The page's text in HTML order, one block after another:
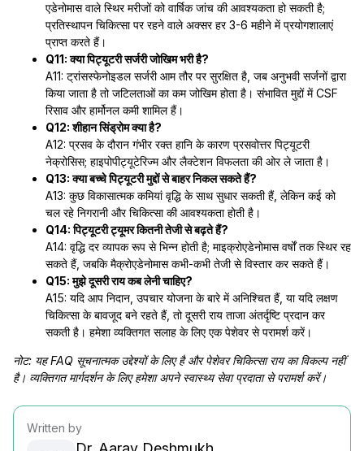
एडेनोमास वाले स्थिर मरीजों को वार्षिक जांच की आवश्यकता हो सकती है;
प्रतिस्थापन चिकित्सा पर रहने वाले अक्सर हर 3-6 महीने में प्रयोगशालाएं
प्राप्त करते हैं।
Q11: क्या पिट्यूटरी सर्जरी जोखिम भरी है?
A11: ट्रांसस्फेनोइडल सर्जरी आम तौर पर सुरक्षित है, जब अनुभवी सर्जनों द्वारा
किया जाता है तो जटिलताओं का कम जोखिम होता है। संभावित मुद्दों में CSF
रिसाव और हार्मोनल कमी शामिल हैं।
Q12: शीहान सिंड्रोम क्या है?
A12: प्रसव के दौरान गंभीर रक्त हानि के कारण प्रसवोत्तर पिट्यूटरी
नेक्रोसिस; हाइपोपीट्यूटेरिज्म और लैक्टेशन विफलता की ओर ले जाता है।
Q13: क्या बच्चे पिट्यूटरी मुद्दों से बाहर निकल सकते हैं?
A13: कुछ विकासात्मक कमियां वृद्धि के साथ सुधार सकती हैं, लेकिन कई को
चल रहे निगरानी और चिकित्सा की आवश्यकता होती है।
Q14: पिट्यूटरी ट्यूमर कितनी तेजी से बढ़ते हैं?
A14: वृद्धि दर व्यापक रूप से भिन्न होती है; माइक्रोएडेनोमास वर्षों तक स्थिर रह
सकते हैं, जबकि मैक्रोएडेनोमास कभी-कभी तेजी से विस्तार कर सकते हैं।
Q15: मुझे दूसरी राय कब लेनी चाहिए?
A15: यदि आप निदान, उपचार योजना के बारे में अनिश्चित हैं, या यदि लक्षण
चिकित्सा के बावजूद बने रहते हैं, तो दूसरी राय ताजा अंतर्दृष्टि प्रदान कर
सकती है। हमेशा व्यक्तिगत सलाह के लिए एक पेशेवर से परामर्श करें।
नोट: यह FAQ सूचनात्मक उद्देश्यों के लिए है और पेशेवर चिकित्सा राय का विकल्प नहीं
है। व्यक्तिगत मार्गदर्शन के लिए हमेशा अपने स्वास्थ्य सेवा प्रदाता से परामर्श करें।
Written by